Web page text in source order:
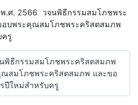
.ศ. 2566 วจนพิธีกรรมสมโภชพระ
บพระคุณสมโภชพระคริสตสมภพ
รู
นพิธีกรรมสมโภชพระคริสตสมภพ
สมโภชพระคริสตสมภพ และขอ
ปีใหม่สำหรับครู